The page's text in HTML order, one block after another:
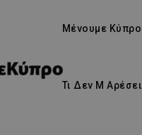
Μένουμε Κύπρο
Τι Δεν Μ Αρέσει